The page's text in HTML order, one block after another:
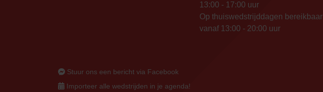
13:00 - 17:00 uur
Op thuiswedstrijddagen bereikbaar
vanaf 13:00 - 20:00 uur
Stuur ons een bericht via Facebook
Importeer alle wedstrijden in je agenda!